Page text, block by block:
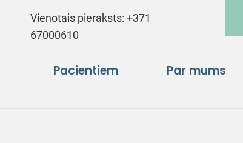
Vienotais pieraksts:+371
67000610
Pacientiem Par mums